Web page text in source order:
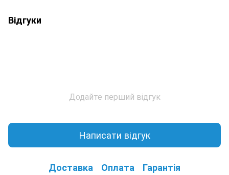
Відгуки
Додайте перший відгук
Написати відгук
Доставка Оплата Гарантія